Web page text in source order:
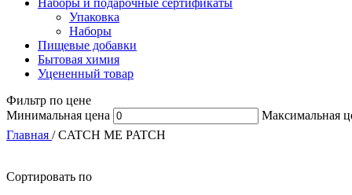
Упаковка
Наборы
Пищевые добавки
Бытовая химия
Уцененный товар
Фильтр по цене
Минимальная цена
Максимальная
Главная / CATCH ME PATCH
Сортировать по